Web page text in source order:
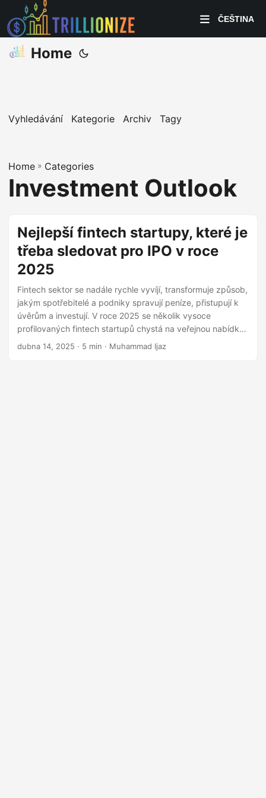
ČEŠTINA
Home
Vyhledávání Kategorie Archiv Tagy
Home » Categories
Investment Outlook
Nejlepší fintech startupy, které je
třeba sledovat pro IPO v roce
2025
Fintech sektor se nadále rychle vyvíjí, transformuje způsob,
jakým spotřebitelé a podniky spravují peníze, přistupují k
úvěrům a investují. V roce 2025 se několik vysoce
profilovaných fintech startupů chystá na veřejnou nabídku,
což investorům nabízí příležitost investovat do budoucnosti
dubna 14, 2025 · 5 min · Muhammad Ijaz